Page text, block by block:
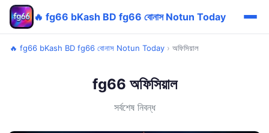
🔥 fg66 bKash BD fg66 বোনাস Notun Today
🔥 fg66 bKash BD fg66 বোনাস Notun Today › অফিসিয়াল
fg66 অফিসিয়াল
সর্বশেষ নিবন্ধ